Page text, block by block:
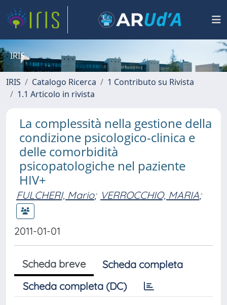
IRIS
IRIS Catalogo Ricerca
1 Contributo su Rivista
1.1 Articolo in rivista
La complessità nella gestione della
condizione psicologico-clinica e
delle comorbidità
psicopatologiche nel paziente
HIV+
FULCHERI, Mario; VERROCCHIO, MARIA;
2011-01-01
Scheda breve
Scheda completa
Scheda completa (DC)